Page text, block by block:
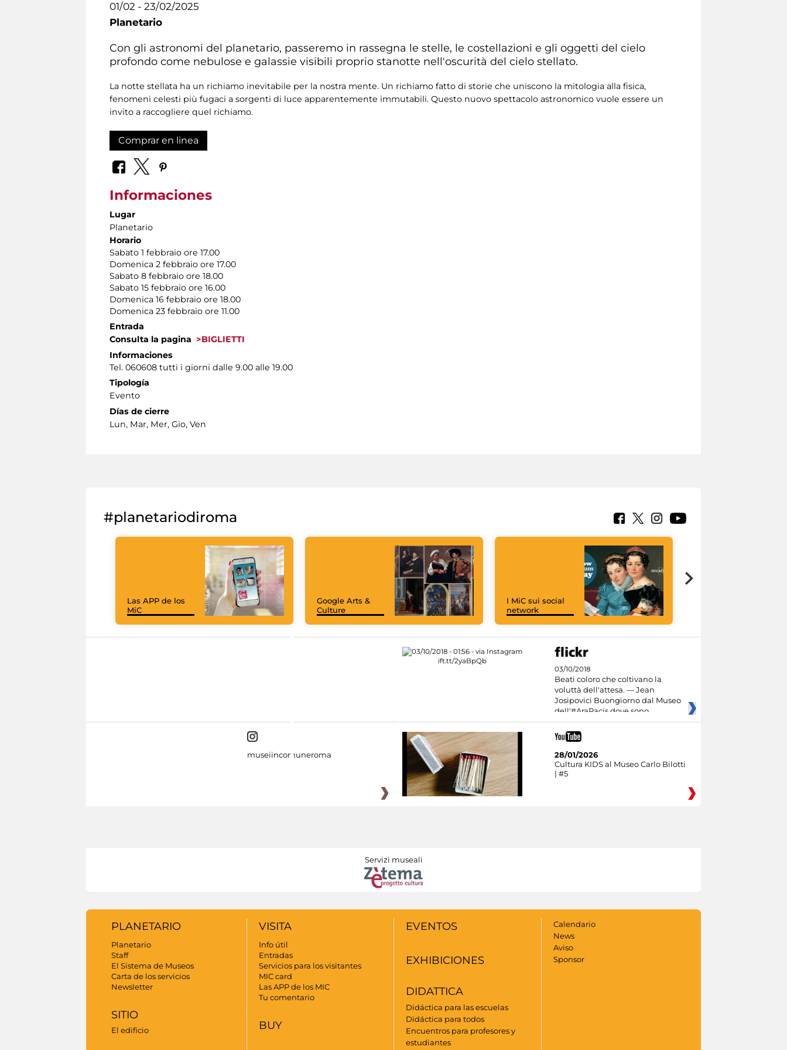
01/02 - 23/02/2025
Planetario
Con gli astronomi del planetario, passeremo in rassegna le stelle, le costellazioni e gli oggetti del cielo
profondo come nebulose e galassie visibili proprio stanotte nell'oscurità del cielo stellato.
La notte stellata ha un richiamo inevitabile per la nostra mente. Un richiamo fatto di storie che uniscono la mitologia alla fisica,
fenomeni celesti più fugaci a sorgenti di luce apparentemente immutabili. Questo nuovo spettacolo astronomico vuole essere un
invito a raccogliere quel richiamo.
Comprar en linea
Informaciones
Lugar
Planetario
Horario
Sabato 1 febbraio ore 17.00
Domenica 2 febbraio ore 17.00
Sabato 8 febbraio ore 18.00
Sabato 15 febbraio ore 16.00
Domenica 16 febbraio ore 18.00
Domenica 23 febbraio ore 11.00
Entrada
Consulta la pagina >BIGLIETTI
Informaciones
Tel. 060608 tutti i giorni dalle 9.00 alle 19.00
Tipología
Evento
Días de cierre
Lun, Mar, Mer, Gio, Ven
#planetariodiroma
Las APP de los
MiC
Google Arts &
Culture
I MiC sui social
network
03/10/2018
Beati coloro che coltivano la
voluttà dell'attesa. — Jean
Josipovici Buongiorno dal Museo
dell'#AraPacis dove sono
museiincomuneroma
28/01/2026
Cultura KIDS al Museo Carlo Bilotti
| #5
Servizi museali
PLANETARIO
Planetario
Staff
El Sistema de Museos
Carta de los servicios
Newsletter
SITIO
El edificio
VISITA
Info útil
Entradas
Servicios para los visitantes
MIC card
Las APP de los MIC
Tu comentario
BUY
EVENTOS
EXHIBICIONES
DIDATTICA
Didáctica para las escuelas
Didáctica para todos
Encuentros para profesores y
estudiantes
Calendario
News
Aviso
Sponsor